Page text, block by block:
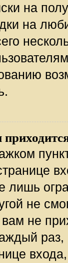
на
на
не
не